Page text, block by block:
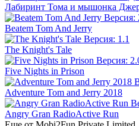
Лабиринт Тома и мышонка
Beatem Tom And Jerry
The Knight's Tale
Five Nights in Prison
Adventure Tom and Jerry 2018
Angry Gran RadioActive Run